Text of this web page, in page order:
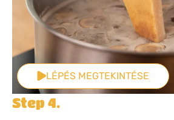
LÉPÉS MEGTEKINTÉSE
Step 4.